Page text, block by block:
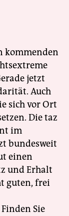
kommenden
jetzt
Auch
sich vor Ort
Die taz
im
bundesweit
einen
und Erhalt
guten, frei
Sie